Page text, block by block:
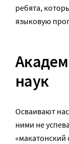
ребята,
языковую
наук
Осваивают
ними не
«макатонский